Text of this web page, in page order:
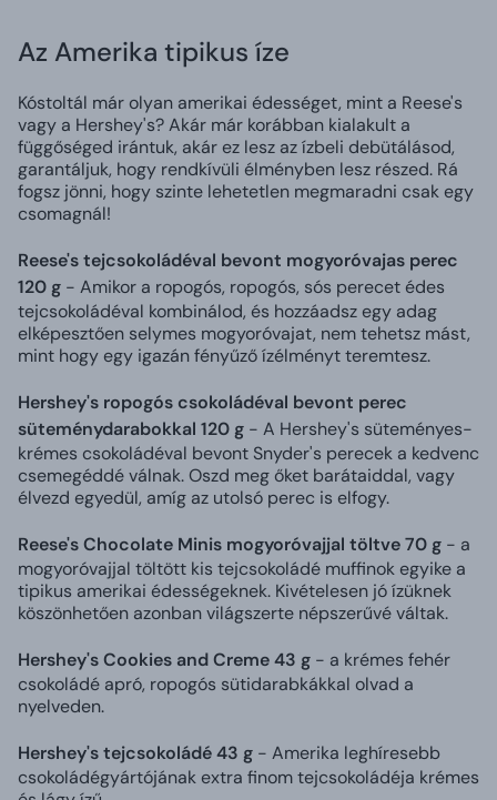
Az Amerika tipikus íze
Kóstoltál már olyan amerikai édességet, mint a Reese's
vagy a Hershey's? Akár már korábban kialakult a
függőséged irántuk, akár ez lesz az ízbeli debütálásod,
garantáljuk, hogy rendkívüli élményben lesz részed. Rá
fogsz jönni, hogy szinte lehetetlen megmaradni csak egy
csomagnál!
Reese's tejcsokoládéval bevont mogyoróvajas perec
120 g - Amikor a ropogós, ropogós, sós perecet édes
tejcsokoládéval kombinálod, és hozzáadsz egy adag
elképesztően selymes mogyoróvajat, nem tehetsz mást,
mint hogy egy igazán fényűző ízélményt teremtesz.
Hershey's ropogós csokoládéval bevont perec
süteménydarabokkal 120 g - A Hershey's süteményes-
krémes csokoládéval bevont Snyder's perecek a kedvenc
csemegéddé válnak. Oszd meg őket barátaiddal, vagy
élvezd egyedül, amíg az utolsó perec is elfogy.
Reese's Chocolate Minis mogyoróvajjal töltve 70 g - a
mogyoróvajjal töltött kis tejcsokoládé muffinok egyike a
tipikus amerikai édességeknek. Kivételesen jó ízüknek
köszönhetően azonban világszerte népszerűvé váltak.
Hershey's Cookies and Creme 43 g - a krémes fehér
csokoládé apró, ropogós sütidarabkákkal olvad a
nyelveden.
Hershey's tejcsokoládé 43 g - Amerika leghíresebb
csokoládégyártójának extra finom tejcsokoládéja krémes